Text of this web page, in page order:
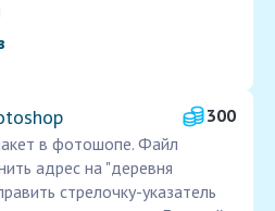
300
в фотошопе. Файл
адрес на "деревня
стрелочку-указатель